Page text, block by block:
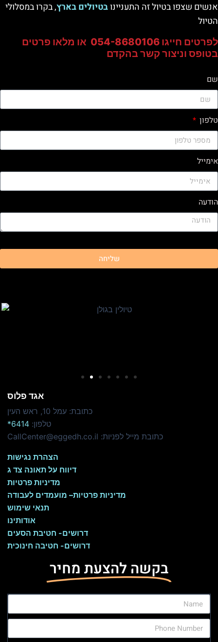
אנשים שצפו בטיול זה התעניינובטיולים בארץ, בקרו במסלולי
הטיול
לפרטים חייגו 054-8680106 או מלאו פרטים
בטופס וניצור קשר בהקדם
שם
טלפון
אימייל
הודעה
שליחה
אגד פלוס
כתובת: עמל 10, ראש העין
טלפון: 6414*
כתובת מייל לפניות: CallCenter@eggedh.co.il
הצהרת נגישות
דיווח על תאונה צד ג
מדיניות פרטיות
מדיניות פרטיות– מועמדים לעבודה
תנאי שימוש
אודותינו
דרושים- חטיבת הסעים
דרושים- חטיבה חינוכית
בקשה להצעת מחיר